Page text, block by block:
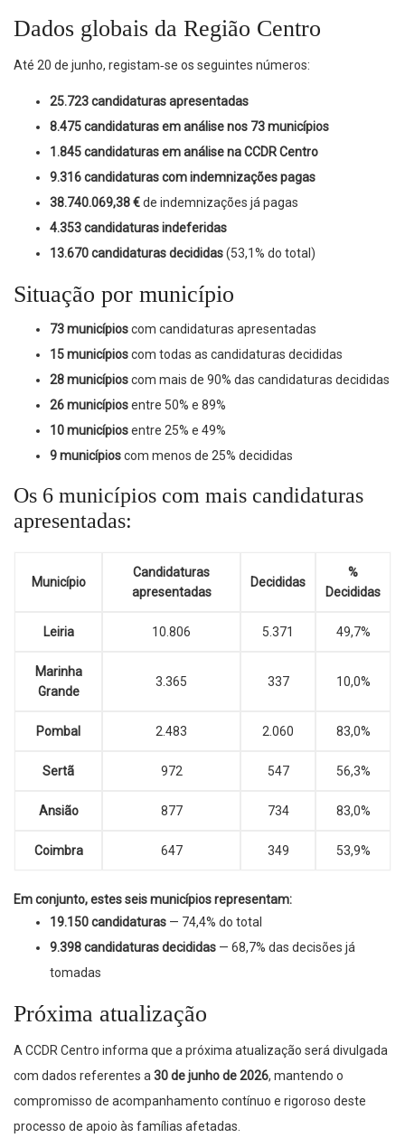
Dados globais da Região Centro
Até 20 de junho, registam‑se os seguintes números:
25.723 candidaturas apresentadas
8.475 candidaturas em análise nos 73 municípios
1.845 candidaturas em análise na CCDR Centro
9.316 candidaturas com indemnizações pagas
38.740.069,38 €de indemnizações já pagas
4.353 candidaturas indeferidas
13.670 candidaturas decididas(53,1% do total)
Situação por município
73 municípioscom candidaturas apresentadas
15 municípioscom todas as candidaturas decididas
28 municípioscom mais de 90% das candidaturas decididas
26 municípiosentre 50% e 89%
10 municípiosentre 25% e 49%
9 municípioscom menos de 25% decididas
Os 6 municípios com mais candidaturas
apresentadas:
Município
Candidaturas
apresentadas
Decididas
%
Decididas
Leiria 10.806 5.371 49,7%
Marinha
Grande
3.365 337 10,0%
Pombal 2.483 2.060 83,0%
Sertã 972 547 56,3%
Ansião 877 734 83,0%
Coimbra 647 349 53,9%
Em conjunto, estes seis municípios representam:
19.150 candidaturas — 74,4% do total
9.398 candidaturas decididas — 68,7% das decisões já
tomadas
Próxima atualização
A CCDR Centro informa que a próxima atualização será divulgada
com dados referentes a30 de junho de 2026, mantendo o
compromisso de acompanhamento contínuo e rigoroso deste
processo de apoio às famílias afetadas.